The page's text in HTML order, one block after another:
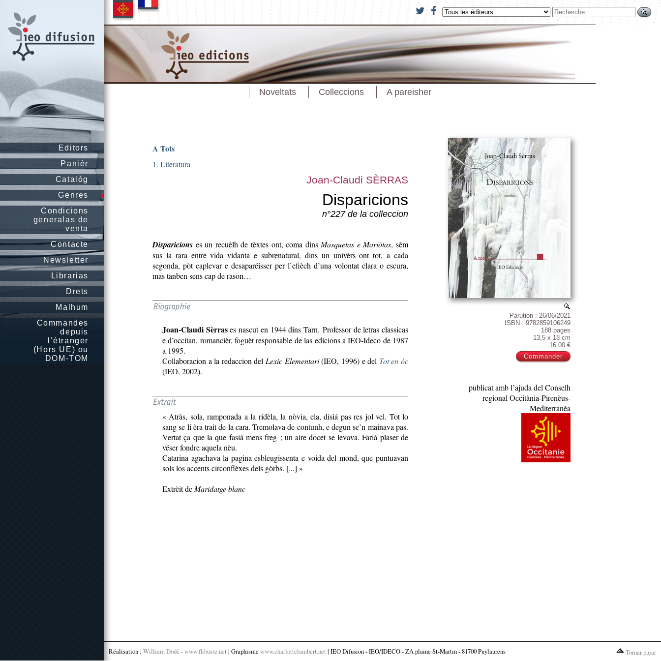
Editors
Panièr
Catalòg
Genres
Condicions
generalas de
venta
Contacte
Newsletter
Librarias
Drets
Malhum
Commandes
depuis
l’étranger
(Hors UE) ou
DOM-TOM
Noveltats Colleccions A pareisher
Parution : 26/06/2021
ISBN : 9782859106249
188 pages
13,5 x 18 cm
16.00 €
publicat amb l’ajuda del Conselh
regional Occitània-Pirenèus-
Mediterranèa
A Tots
1. Literatura
Joan-Claudi SÈRRAS
Disparicions
n°227 de la colleccion
Disparicions es un recuèlh de tèxtes ont, coma dins Masquetas e Mariòtas, sèm
sus la rara entre vida vidanta e subrenatural, dins un univèrs ont tot, a cada
segonda, pòt caplevar e desaparéisser per l’efièch d’una volontat clara o escura,
mas tanben sens cap de rason…
Joan-Claudi Sèrrases nascut en 1944 dins Tarn. Professor de letras classicas
e d’occitan, romancièr, foguèt responsable de las edicions a IEO-Ideco de 1987
a 1995.
Collaboracion a la redaccion del Lexic Elementari(IEO, 1996) e del Tot en òc
(IEO, 2002).
« Atràs, sola, ramponada a la ridèla, la nòvia, ela, disiá pas res jol vel. Tot lo
sang se li èra trait de la cara. Tremolava de contunh, e degun se’n mainava pas.
Vertat ça que la que fasiá mens freg ; un aire docet se levava. Fariá plaser de
véser fondre aquela nèu.
Catarina agachava la pagina esbleugissenta e voida del mond, que puntuavan
sols los accents circonflèxes dels gòrbs. [...] »
Extrèit de Maridatge blanc
Réalisation : William Dodé - www.flibuste.net | Graphisme www.charlottelambert.net | IEO Difusion - IEO/IDECO - ZA plaine St-Martin - 81700 Puylaurens Tornar pujar